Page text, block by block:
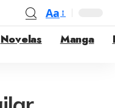
Aa
Novelas Manga